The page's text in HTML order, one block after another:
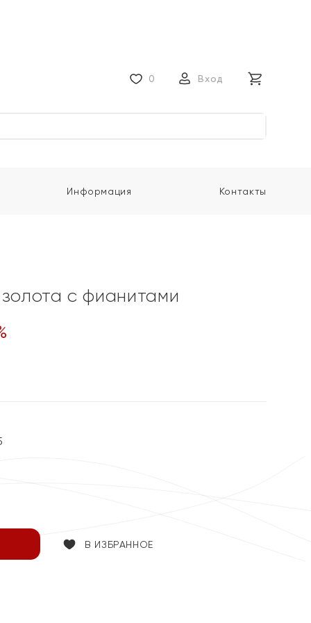
0 Вход
Информация Контакты
с фианитами
В ИЗБРАННОЕ